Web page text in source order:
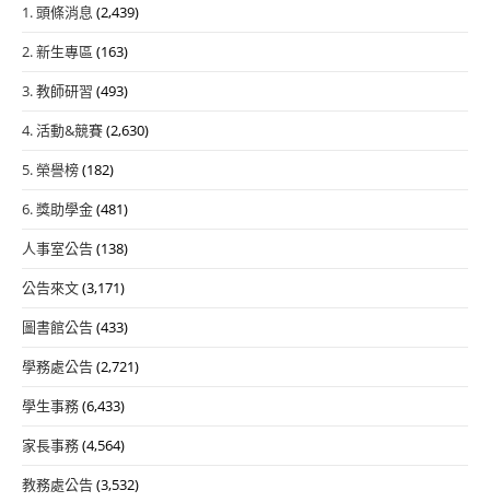
1. 頭條消息 (2,439)
2. 新生專區 (163)
3. 教師研習 (493)
4. 活動&競賽(2,630)
5. 榮譽榜(182)
6. 獎助學金(481)
人事室公告(138)
公告來文(3,171)
圖書館公告(433)
學務處公告(2,721)
學生事務(6,433)
家長事務(4,564)
教務處公告(3,532)